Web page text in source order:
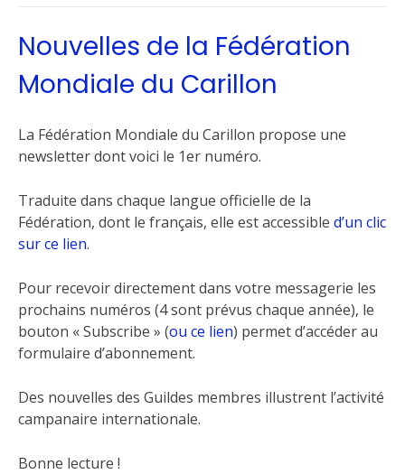
Nouvelles de la Fédération
Mondiale du Carillon
La Fédération Mondiale du Carillon propose une
newsletter dont voici le 1er numéro.
Traduite dans chaque langue officielle de la
Fédération, dont le français, elle est accessible d’un clic
sur ce lien.
Pour recevoir directement dans votre messagerie les
prochains numéros (4 sont prévus chaque année), le
bouton « Subscribe » (ou ce lien) permet d’accéder au
formulaire d’abonnement.
Des nouvelles des Guildes membres illustrent l’activité
campanaire internationale.
Bonne lecture !